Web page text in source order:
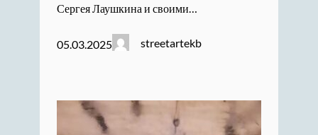
Сергея Лаушкина и своими…
05.03.2025 streetartekb